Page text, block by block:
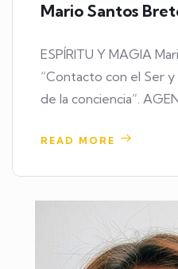
Mario Santos
ESPÍRITU Y MAGIA
“Contacto con el Ser y
de la conciencia”.
READ MORE